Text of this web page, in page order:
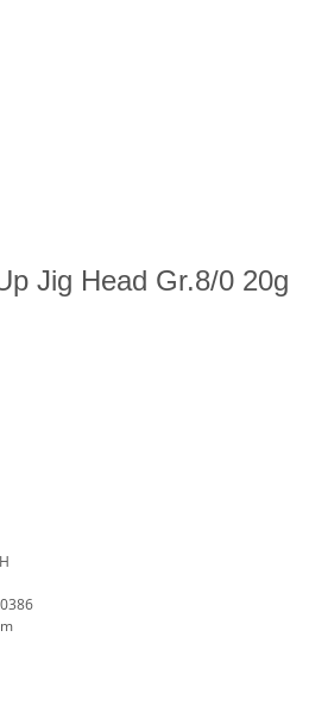
Jig Head Gr.8/0 20g